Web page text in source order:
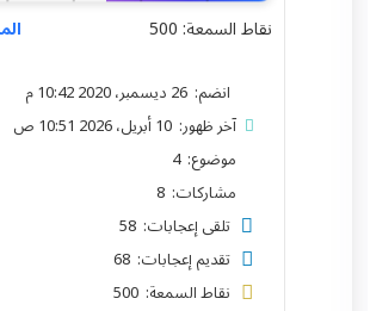
نقاط السمعة: 500
انضم: 26 ديسمبر، 2020 10:42 م
آخر ظهور: 10 أبريل، 2026 10:51 ص
موضوع: 4
مشاركات: 8
تلقى إعجابات: 58
تقديم إعجابات: 68
نقاط السمعة: 500